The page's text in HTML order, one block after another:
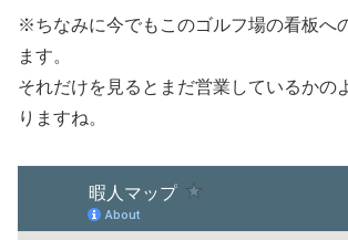
※ちなみに今でもこのゴルフ場の看板へ
ます。
それだけを見るとまだ営業しているかの
りますね。